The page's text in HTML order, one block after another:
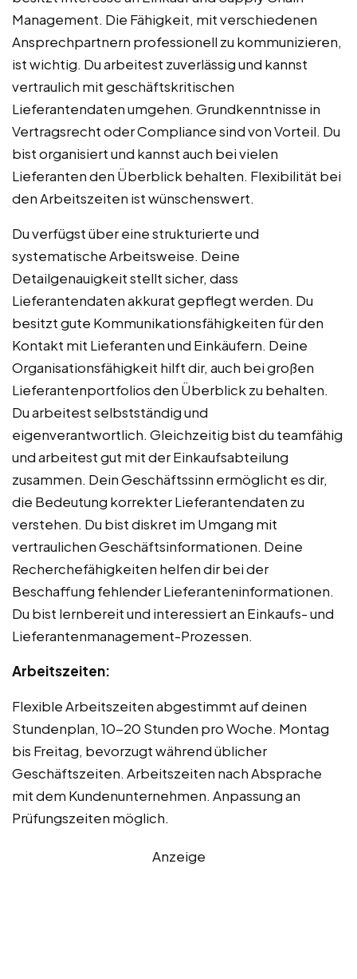
Management. Die Fähigkeit, mit verschiedenen
Ansprechpartnern professionell zu kommunizieren,
ist wichtig. Du arbeitest zuverlässig und kannst
vertraulich mit geschäftskritischen
Lieferantendaten umgehen. Grundkenntnisse in
Vertragsrecht oder Compliance sind von Vorteil. Du
bist organisiert und kannst auch bei vielen
Lieferanten den Überblick behalten. Flexibilität bei
den Arbeitszeiten ist wünschenswert.
Du verfügst über eine strukturierte und
systematische Arbeitsweise. Deine
Detailgenauigkeit stellt sicher, dass
Lieferantendaten akkurat gepflegt werden. Du
besitzt gute Kommunikationsfähigkeiten für den
Kontakt mit Lieferanten und Einkäufern. Deine
Organisationsfähigkeit hilft dir, auch bei großen
Lieferantenportfolios den Überblick zu behalten.
Du arbeitest selbstständig und
eigenverantwortlich. Gleichzeitig bist du teamfähig
und arbeitest gut mit der Einkaufsabteilung
zusammen. Dein Geschäftssinn ermöglicht es dir,
die Bedeutung korrekter Lieferantendaten zu
verstehen. Du bist diskret im Umgang mit
vertraulichen Geschäftsinformationen. Deine
Recherchefähigkeiten helfen dir bei der
Beschaffung fehlender Lieferanteninformationen.
Du bist lernbereit und interessiert an Einkaufs- und
Lieferantenmanagement-Prozessen.
Arbeitszeiten:
Flexible Arbeitszeiten abgestimmt auf deinen
Stundenplan, 10-20 Stunden pro Woche. Montag
bis Freitag, bevorzugt während üblicher
Geschäftszeiten. Arbeitszeiten nach Absprache
mit dem Kundenunternehmen. Anpassung an
Prüfungszeiten möglich.
Anzeige